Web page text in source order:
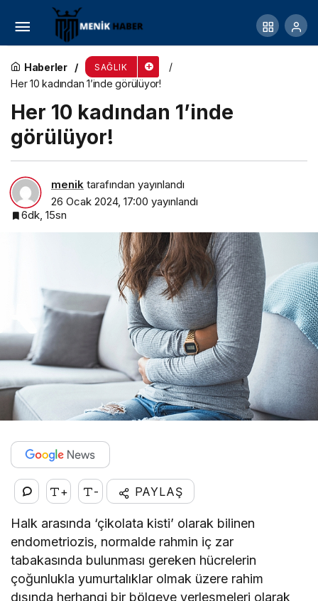
Haberler SAĞLIK
Her 10 kadından 1’inde görülüyor!
Her 10 kadından 1’inde
görülüyor!
menik tarafından yayınlandı
26 Ocak 2024, 17:00 yayınlandı
6dk, 15sn
+ - PAYLAŞ
Halk arasında ‘çikolata kisti’ olarak bilinen
endometriozis, normalde rahmin iç zar
tabakasında bulunması gereken hücrelerin
çoğunlukla yumurtalıklar olmak üzere rahim
dışında herhangi bir bölgeye yerleşmeleri olarak
Su dengesi nasıl sağlanır?